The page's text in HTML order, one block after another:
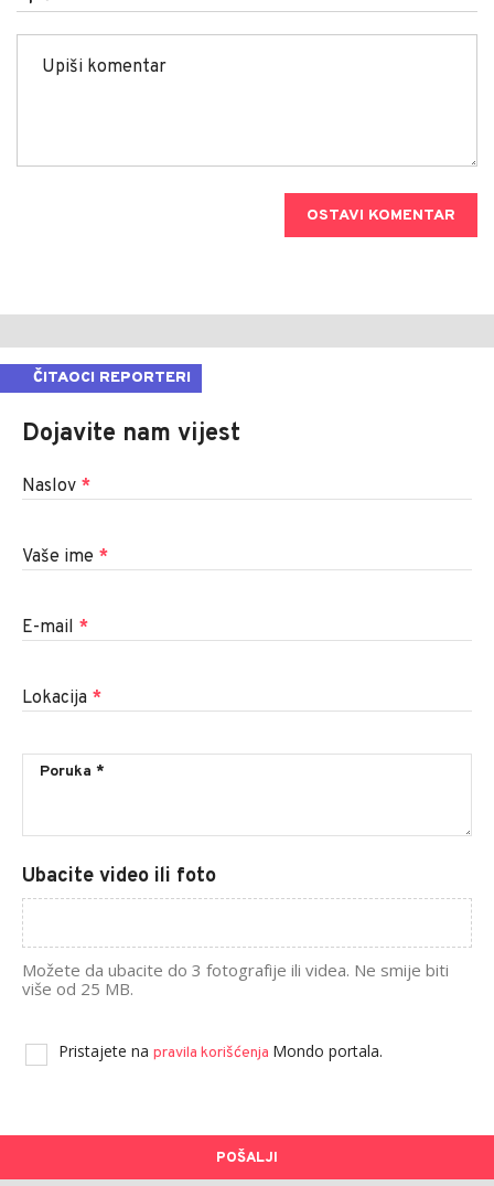
OSTAVI KOMENTAR
ČITAOCI REPORTERI
Dojavite nam vijest
Naslov *
Vaše ime *
E-mail *
Lokacija *
Ubacite video ili foto
Možete da ubacite do 3 fotografije ili videa. Ne smije biti
više od 25 MB.
Pristajete na pravila korišćenja Mondo portala.
POŠALJI